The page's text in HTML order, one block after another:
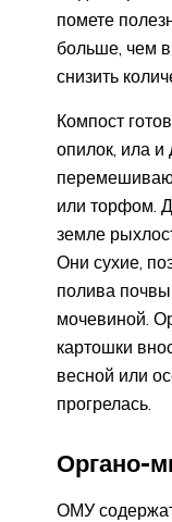
помете
больше, чем
снизить
Компост
опилок, ила и
или торфом.
земле
Они сухие,
полива
мочевиной.
картошки
весной или
прогрелась.
Органо-
ОМУ